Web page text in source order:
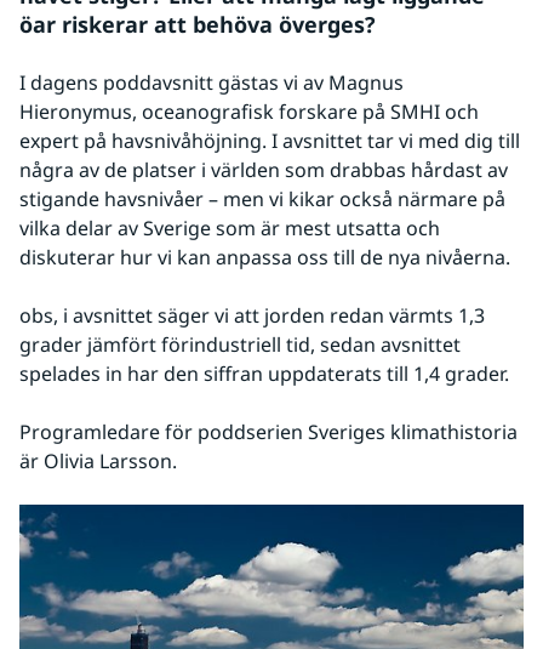
öar riskerar att behöva överges?
I dagens poddavsnitt gästas vi av Magnus
Hieronymus, oceanografisk forskare på SMHI och
expert på havsnivåhöjning. I avsnittet tar vi med dig till
några av de platser i världen som drabbas hårdast av
stigande havsnivåer – men vi kikar också närmare på
vilka delar av Sverige som är mest utsatta och
diskuterar hur vi kan anpassa oss till de nya nivåerna.
obs, i avsnittet säger vi att jorden redan värmts 1,3
grader jämfört förindustriell tid, sedan avsnittet
spelades in har den siffran uppdaterats till 1,4 grader.
Programledare för poddserien Sveriges klimathistoria
är Olivia Larsson.